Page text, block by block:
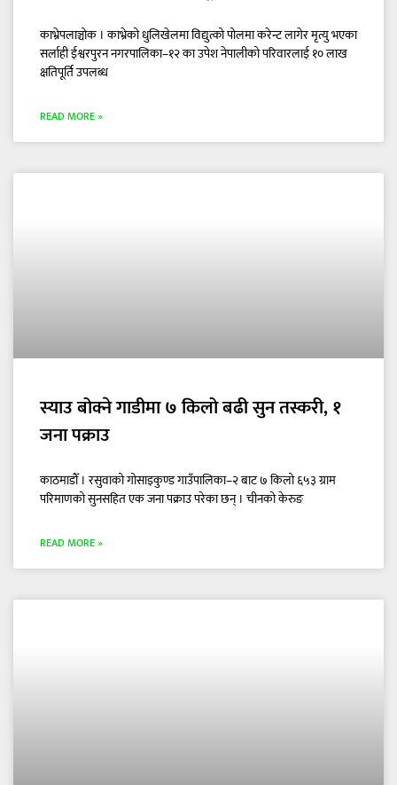
काभ्रेपलाञ्चोक । काभ्रेको धुलिखेलमा विद्युत्को पोलमा करेन्ट लागेर मृत्यु भएका
सर्लाही ईश्वरपुरन नगरपालिका–१२ का उपेश नेपालीको परिवारलाई १० लाख
क्षतिपूर्ति उपलब्ध
READ MORE »
स्याउ बोक्ने गाडीमा ७ किलो बढी सुन तस्करी, १
जना पक्राउ
काठमाडौँ । रसुवाको गोसाइकुण्ड गाउँपालिका–२ बाट ७ किलो ६५३ ग्राम
परिमाणको सुनसहित एक जना पक्राउ परेका छन् । चीनको केरुङ
READ MORE »